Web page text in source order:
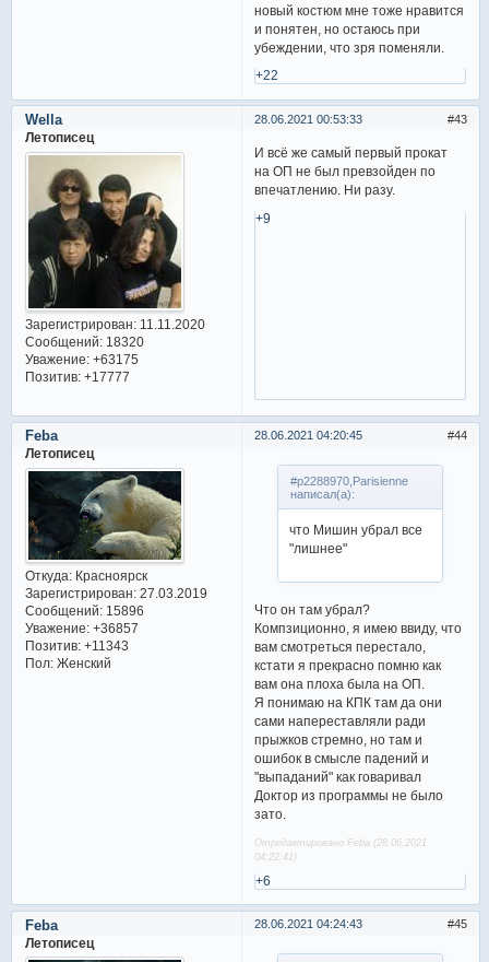
новый костюм мне тоже нравится
и понятен, но остаюсь при
убеждении, что зря поменяли.
+22
43
28.06.2021 00:53:33
Wella
Летописец
Зарегистрирован: 11.11.2020
Сообщений:18320
Уважение: +63175
Позитив: +17777
И всё же самый первый прокат
на ОП не был превзойден по
впечатлению. Ни разу.
+9
44
28.06.2021 04:20:45
Feba
Летописец
Откуда:Красноярск
Зарегистрирован: 27.03.2019
Сообщений:15896
Уважение: +36857
Позитив: +11343
Пол:Женский
#p2288970,Parisienne
написал(а):
что Мишин убрал все
"лишнее"
Что он там убрал?
Компзиционно, я имею ввиду, что
вам смотреться перестало,
кстати я прекрасно помню как
вам она плоха была на ОП.
Я понимаю на КПК там да они
сами напереставляли ради
прыжков стремно, но там и
ошибок в смысле падений и
"выпаданий" как говаривал
Доктор из программы не было
зато.
Отредактировано Feba (28.06.2021
04:22:41)
+6
45
28.06.2021 04:24:43
Feba
Летописец